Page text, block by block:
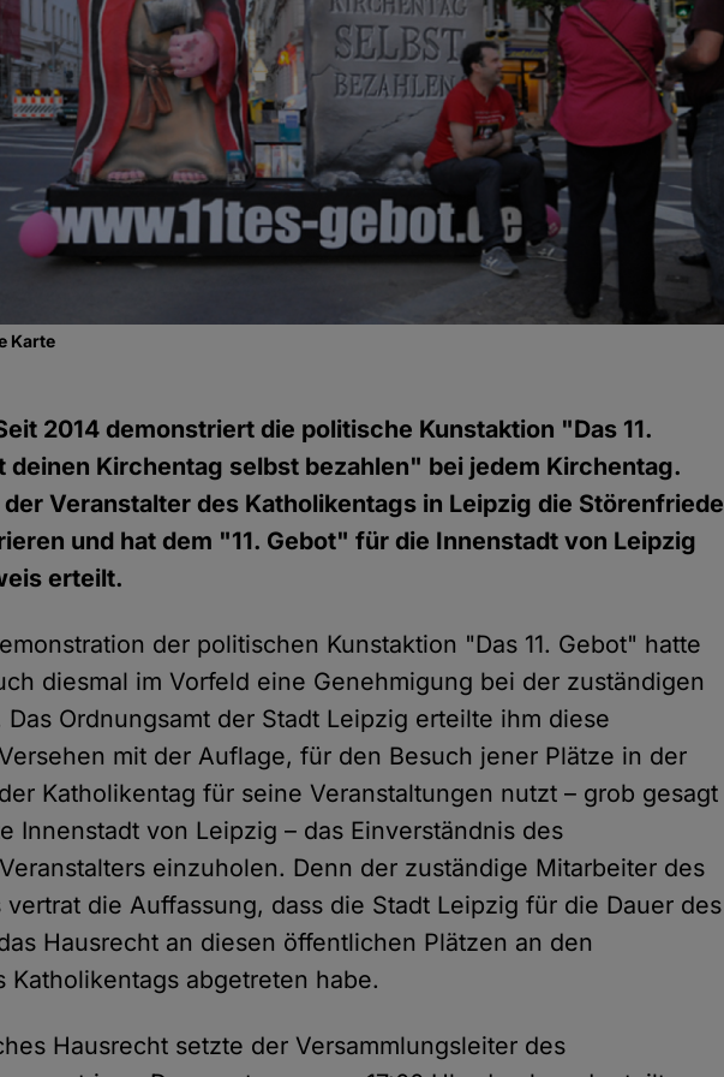
Karte
2014 demonstriert die politische Kunstaktion "Das 11.
deinen Kirchentag selbst bezahlen" bei jedem Kirchentag.
Veranstalter des Katholikentags in Leipzig die Störenfriede
und hat dem "11. Gebot" für die Innenstadt von Leipzig
erteilt.
der politischen Kunstaktion "Das 11. Gebot" hatte
diesmal im Vorfeld eine Genehmigung bei der zuständigen
Das Ordnungsamt der Stadt Leipzig erteilte ihm diese
mit der Auflage, für den Besuch jener Plätze in der
Katholikentag für seine Veranstaltungen nutzt – grob gesagt
Innenstadt von Leipzig – das Einverständnis des
einzuholen. Denn der zuständige Mitarbeiter des
vertrat die Auffassung, dass die Stadt Leipzig für die Dauer des
Hausrecht an diesen öffentlichen Plätzen an den
Katholikentags abgetreten habe.
Hausrecht setzte der Versammlungsleiter des